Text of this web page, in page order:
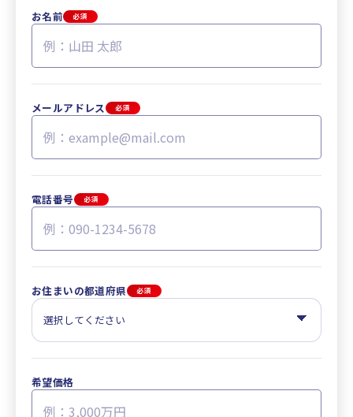
お名前 必須
メールアドレス 必須
電話番号 必須
お住まいの都道府県 必須
希望価格